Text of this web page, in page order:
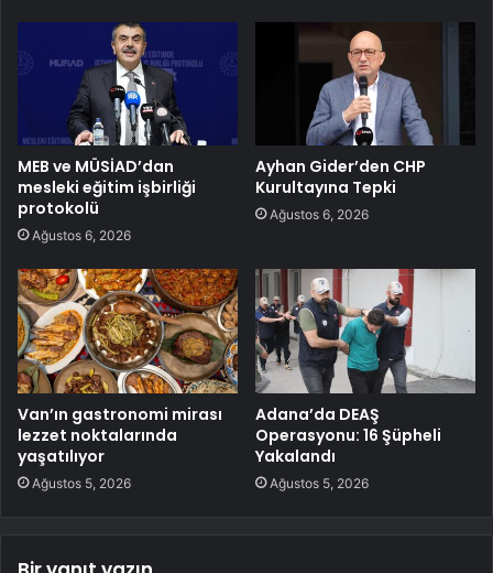
MEB ve MÜSİAD’dan
mesleki eğitim işbirliği
protokolü
Ağustos 6, 2026
Ayhan Gider’den CHP
Kurultayına Tepki
Ağustos 6, 2026
Van’ın gastronomi mirası
lezzet noktalarında
yaşatılıyor
Ağustos 5, 2026
Adana’da DEAŞ
Operasyonu: 16 Şüpheli
Yakalandı
Ağustos 5, 2026